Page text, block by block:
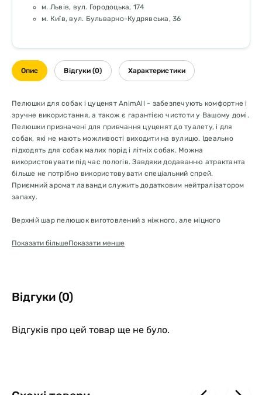
м. Львів, вул. Городоцька, 174
м. Київ, вул. Бульварно-Кудрявська, 36
Опис Відгуки (0) Характеристики
Пелюшки для собак і цуценят AnimAll - забезпечують комфортне і
зручне використання, а також є гарантією чистоти у Вашому домі.
Пелюшки призначені для привчання цуценят до туалету, і для
собак, які не мають можливості виходити на вулицю. Ідеально
підходять для собак малих порід і літніх собак. Можна
використовувати під час пологів. Завдяки додаванню атрактанта
більше не потрібно використовувати спеціальний спрей.
Приємний аромат лаванди служить додатковим нейтралізатором
запаху.
Верхній шар пелюшок виготовлений з ніжного, але міцного
вбирається, залишаючи пелюшку сухою. Внутрішній
5 шарів захисту:
Абсорбувальна тканина з додаванням атрактанта;
Абсорбувальний полімер, перетворює рідину на гель;
Показати більшеПоказати менше
Відгуки (0)
Відгуків про цей товар ще не було.